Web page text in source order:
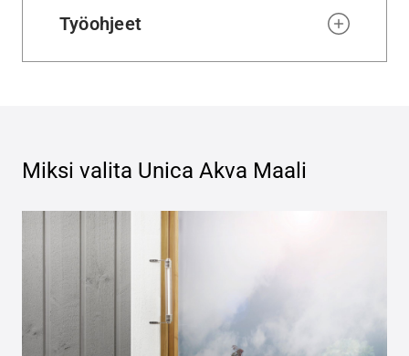
Työohjeet
Miksi valita Unica Akva Maali